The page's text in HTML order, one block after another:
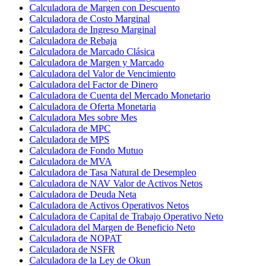
Calculadora de Margen con Descuento
Calculadora de Costo Marginal
Calculadora de Ingreso Marginal
Calculadora de Rebaja
Calculadora de Marcado Clásica
Calculadora de Margen y Marcado
Calculadora del Valor de Vencimiento
Calculadora del Factor de Dinero
Calculadora de Cuenta del Mercado Monetario
Calculadora de Oferta Monetaria
Calculadora Mes sobre Mes
Calculadora de MPC
Calculadora de MPS
Calculadora de Fondo Mutuo
Calculadora de MVA
Calculadora de Tasa Natural de Desempleo
Calculadora de NAV Valor de Activos Netos
Calculadora de Deuda Neta
Calculadora de Activos Operativos Netos
Calculadora de Capital de Trabajo Operativo Neto
Calculadora del Margen de Beneficio Neto
Calculadora de NOPAT
Calculadora de NSFR
Calculadora de la Ley de Okun